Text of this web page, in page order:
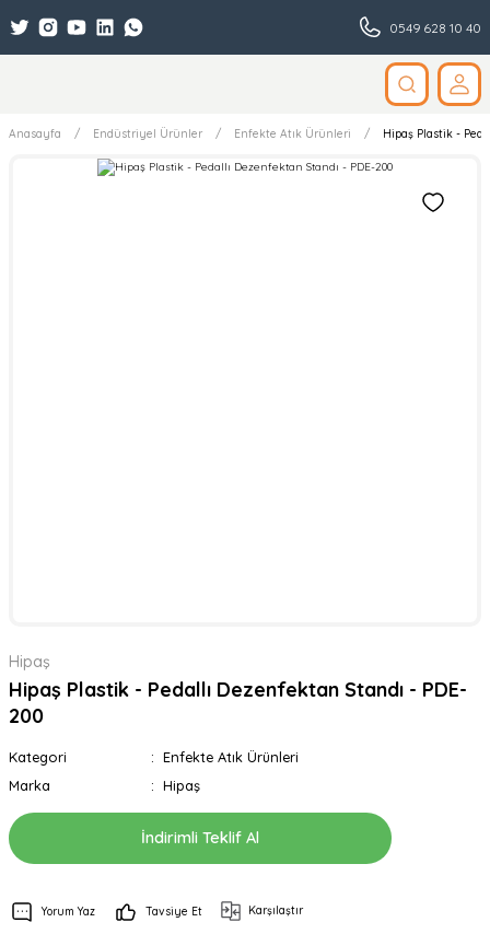
0549 628 10 40
Anasayfa Endüstriyel Ürünler Enfekte Atık Ürünleri Hipaş Plastik -
Hipaş
Hipaş Plastik - Pedallı Dezenfektan Standı - PDE-
200
Kategori
Enfekte Atık Ürünleri
Marka
Hipaş
İndirimli Teklif Al
Yorum Yaz Tavsiye Et Karşılaştır